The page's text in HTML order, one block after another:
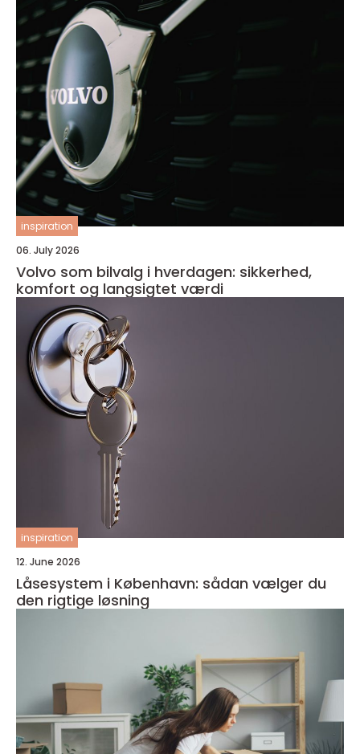
inspiration
06. July 2026
Volvo som bilvalg i hverdagen: sikkerhed,
komfort og langsigtet værdi
inspiration
12. June 2026
Låsesystem i København: sådan vælger du
den rigtige løsning